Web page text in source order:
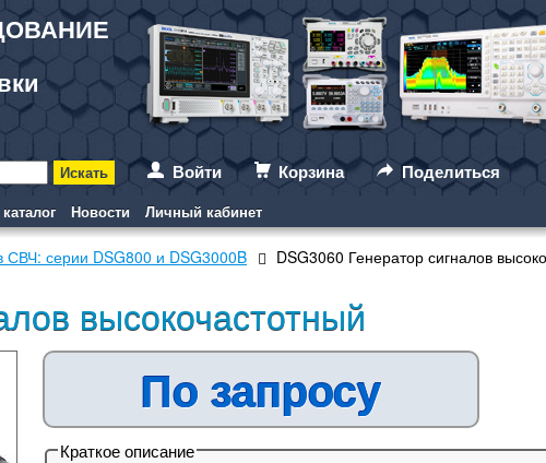
Войти
Корзина Поделиться
Новости Личный кабинет
СВЧ: серии DSG800 и DSG3000B DSG3060 Генератор сигналов
высокочастотный
По запросу
Краткое описание